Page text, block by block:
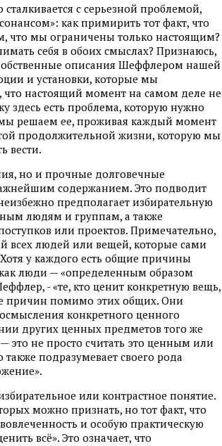
с серьезной проблемой,
как примирить тот факт, что
что мы ограничены только настоящим?
себя в обоих смыслах? Признаюсь,
описания Шеффлером нашей
и установки, которые мы
настоящий момент на самом деле не
здесь есть проблема, которую нужно
мы решаем ее, проживая каждый момент
продолжительной жизни, которую мы
вести.
но и прочные долговечные
содержанием. Это подводит
предполагает избирательную
людям и группам, а также
или проектов. Примечательно,
всех людей или вещей, которые сами
у каждого есть общие причины
люди — «определенным образом
- «те, кто ценит конкретную вещь,
причин помимо этих общих. Они
конкретного ценного
других ценных предметов того же
это не просто считать это ценным или
подразумевает своего рода
или контрастное понятие.
можно признать, но тот факт, что
и особую практическую
всё». Это означает, что